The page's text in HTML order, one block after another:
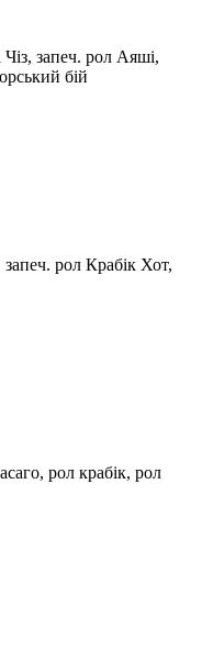
Чіз, запеч. рол Аяші,
бій
рол Крабік Хот,
рол крабік, рол